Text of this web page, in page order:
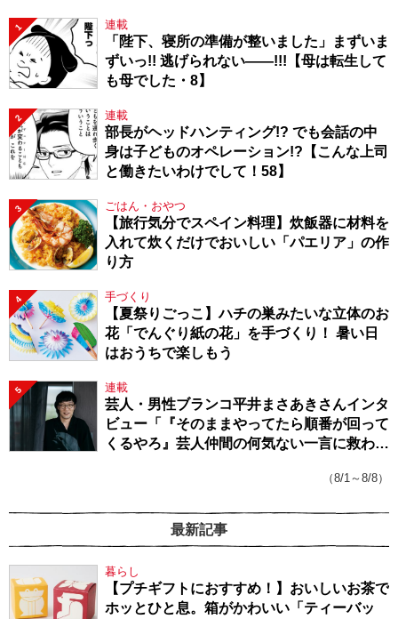
1 連載
「陛下、寝所の準備が整いました」まずいま
ずいっ!! 逃げられない――!!!【母は転生して
も母でした・8】
2 連載
部長がヘッドハンティング!? でも会話の中
身は子どものオペレーション!?【こんな上司
と働きたいわけでして！58】
3 ごはん・おやつ
【旅行気分でスペイン料理】炊飯器に材料を
入れて炊くだけでおいしい「パエリア」の作
り方
4 手づくり
【夏祭りごっこ】ハチの巣みたいな立体のお
花「でんぐり紙の花」を手づくり！ 暑い日
はおうちで楽しもう
5 連載
芸人・男性ブランコ平井まさあきさんインタ
ビュー「『そのままやってたら順番が回って
くるやろ』芸人仲間の何気ない一言に救われ
（8/1～8/8）
最新記事
暮らし
【プチギフトにおすすめ！】おいしいお茶で
ホッとひと息。箱がかわいい「ティーバッ